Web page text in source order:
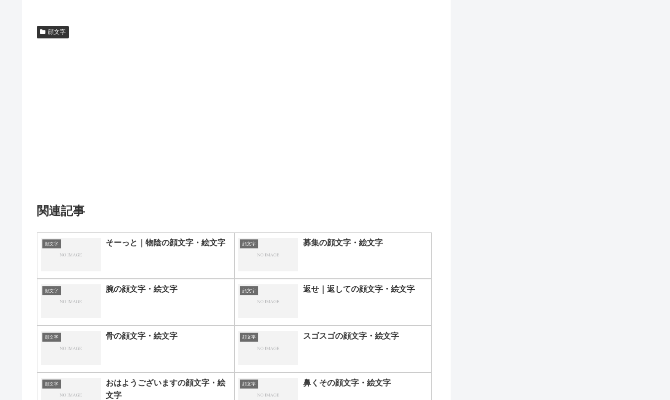
顔文字
関連記事
顔文字 そーっと｜物陰の顔文字・絵文字 顔文字 募集の顔文字・絵文字
顔文字 腕の顔文字・絵文字 顔文字 返せ｜返しての顔文字・絵文字
顔文字 骨の顔文字・絵文字 顔文字 スゴスゴの顔文字・絵文字
顔文字
おはようございますの顔文字・絵
文字
顔文字 鼻くその顔文字・絵文字